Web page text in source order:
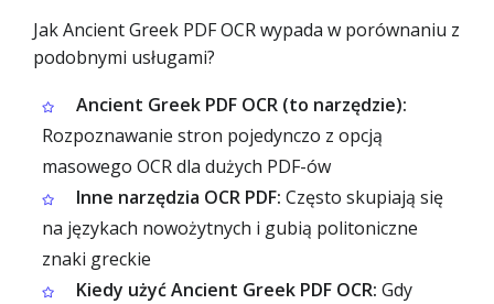
Jak Ancient Greek PDF OCR wypada w porównaniu z
podobnymi usługami?
Ancient Greek PDF OCR (to narzędzie):
Rozpoznawanie stron pojedynczo z opcją
masowego OCR dla dużych PDF-ów
Inne narzędzia OCR PDF: Często skupiają się
na językach nowożytnych i gubią politoniczne
znaki greckie
Kiedy użyć Ancient Greek PDF OCR: Gdy